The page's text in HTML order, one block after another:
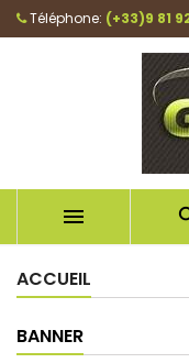
Téléphone: (+33)9 81

ACCUEIL
BANNER